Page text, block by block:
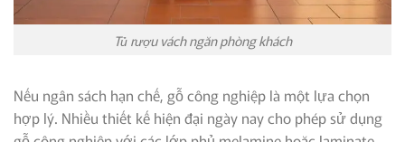
Tủ rượu vách ngăn phòng khách
Nếu ngân sách hạn chế, gỗ công nghiệp là một lựa chọn
hợp lý. Nhiều thiết kế hiện đại ngày nay cho phép sử dụng